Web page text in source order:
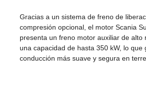
Gracias a un sistema de freno de
compresión opcional, el motor Scania
presenta un freno motor auxiliar de alto
una capacidad de hasta 350 kW, lo que
conducción más suave y segura en